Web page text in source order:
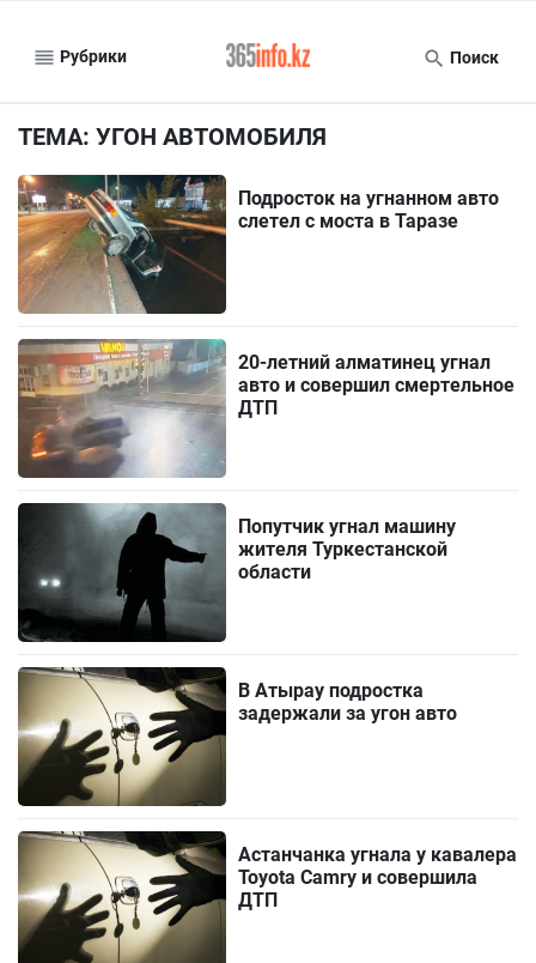
Рубрики Поиск
ТЕМА: УГОН АВТОМОБИЛЯ
Подросток на угнанном авто
слетел с моста в Таразе
20-летний алматинец угнал
авто и совершил смертельное
ДТП
Попутчик угнал машину
жителя Туркестанской
области
В Атырау подростка
задержали за угон авто
Астанчанка угнала у кавалера
Toyota Camry и совершила
ДТП